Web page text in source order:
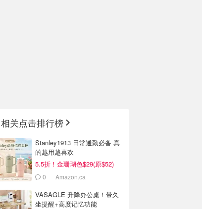
相关点击排行榜
Stanley1913 日常通勤必备 真
的越用越喜欢
5.5折！金珊瑚色$29(原$52)
0 Amazon.ca
VASAGLE 升降办公桌！带久
坐提醒+高度记忆功能